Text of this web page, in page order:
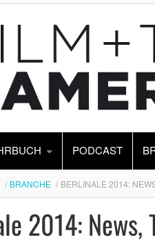
PODCAST
BRANCHE BERLINALE 2014:
2014: News,